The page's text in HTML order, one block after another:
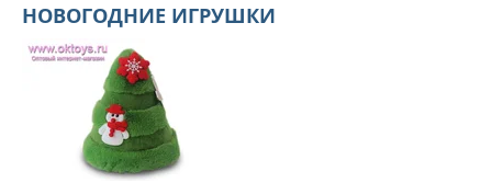
НОВОГОДНИЕ ИГРУШКИ